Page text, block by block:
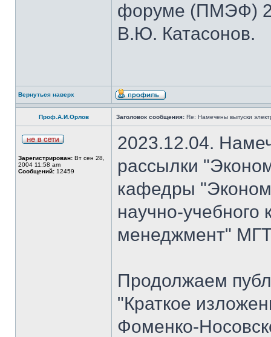
форуме (ПМЭФ)
В.Ю. Катасонов.
Вернуться наверх
Проф.А.И.Орлов Заголовок сообщения: Re: Намечены выпуски
Зарегистрирован: Вт сен 28,
2004 11:58 am
Сообщений: 12459
2023.12.04.
рассылки
кафедры
научно-
менеджмент"
Продолжаем
"Краткое
Фоменко-